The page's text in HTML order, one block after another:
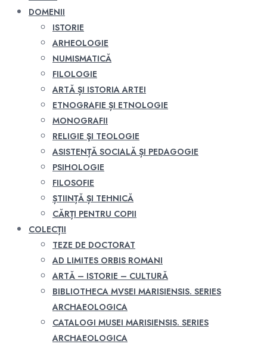
DOMENII
ISTORIE
ARHEOLOGIE
NUMISMATICĂ
FILOLOGIE
ARTĂ ȘI ISTORIA ARTEI
ETNOGRAFIE ȘI ETNOLOGIE
MONOGRAFII
RELIGIE ŞI TEOLOGIE
ASISTENȚĂ SOCIALĂ ȘI PEDAGOGIE
PSIHOLOGIE
FILOSOFIE
ȘTIINȚĂ ȘI TEHNICĂ
CĂRȚI PENTRU COPII
COLECȚII
TEZE DE DOCTORAT
AD LIMITES ORBIS ROMANI
ARTĂ – ISTORIE – CULTURĂ
BIBLIOTHECA MVSEI MARISIENSIS. SERIES
ARCHAEOLOGICA
CATALOGI MUSEI MARISIENSIS. SERIES
ARCHAEOLOGICA